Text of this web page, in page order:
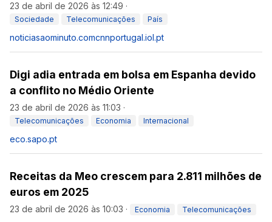
23 de abril de 2026 às 12:49 ·
Sociedade Telecomunicações País
noticiasaominuto.comcnnportugal.iol.pt
Digi adia entrada em bolsa em Espanha devido
a conflito no Médio Oriente
23 de abril de 2026 às 11:03 ·
Telecomunicações Economia Internacional
eco.sapo.pt
Receitas da Meo crescem para 2.811 milhões de
euros em 2025
23 de abril de 2026 às 10:03 · Economia Telecomunicações